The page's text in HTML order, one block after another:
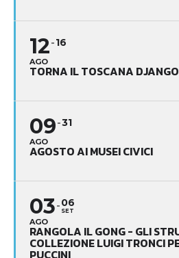
12
AGO
16
TORNA IL TOSCANA
09
AGO
31
AGOSTO AI MUSEI CIVICI
03
AGO
06
SET
RANGOLA IL GONG - GLI
COLLEZIONE LUIGI TRONCI
PUCCINI